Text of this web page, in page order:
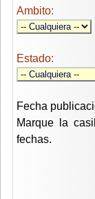
Ambito:
Estado:
Fecha
Marque la
fechas.